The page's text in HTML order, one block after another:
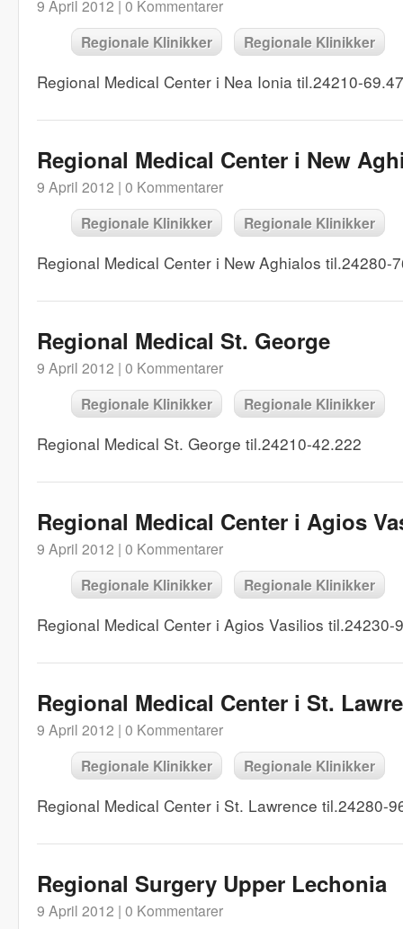
9 April 2012 | 0 Kommentarer
Regionale Klinikker Regionale Klinikker
Regional Medical Center i Nea Ionia til.24210-
Regional Medical Center i New
9 April 2012 | 0 Kommentarer
Regionale Klinikker Regionale Klinikker
Regional Medical Center i New Aghialos til.24280-
Regional Medical St. George
9 April 2012 | 0 Kommentarer
Regionale Klinikker Regionale Klinikker
Regional Medical St. George til.24210-42.222
Regional Medical Center i Agios
9 April 2012 | 0 Kommentarer
Regionale Klinikker Regionale Klinikker
Regional Medical Center i Agios Vasilios til.24230-
Regional Medical Center i St.
9 April 2012 | 0 Kommentarer
Regionale Klinikker Regionale Klinikker
Regional Medical Center i St. Lawrence til.24280-
Regional Surgery Upper Lechonia
9 April 2012 | 0 Kommentarer